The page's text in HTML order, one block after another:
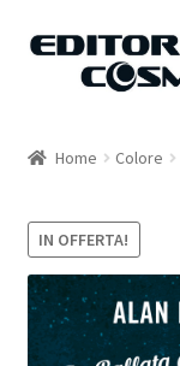
Vai
Vai
Carrello
Il mio account
Home Colore
IN OFFERTA!